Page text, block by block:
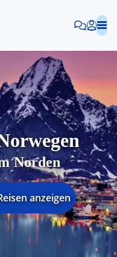
Norden
anzeigen